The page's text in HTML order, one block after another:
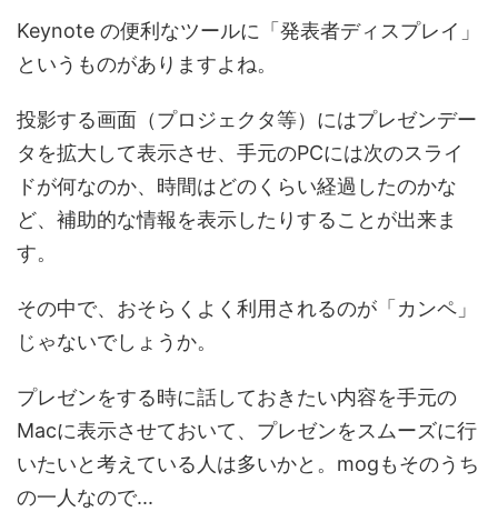
Keynote の便利なツールに「発表者ディスプレイ」
というものがありますよね。
投影する画面（プロジェクタ等）にはプレゼンデー
タを拡大して表示させ、手元のPCには次のスライ
ドが何なのか、時間はどのくらい経過したのかな
ど、補助的な情報を表示したりすることが出来ま
す。
その中で、おそらくよく利用されるのが「カンペ」
じゃないでしょうか。
プレゼンをする時に話しておきたい内容を手元の
Macに表示させておいて、プレゼンをスムーズに行
いたいと考えている人は多いかと。mogもそのうち
の一人なので...